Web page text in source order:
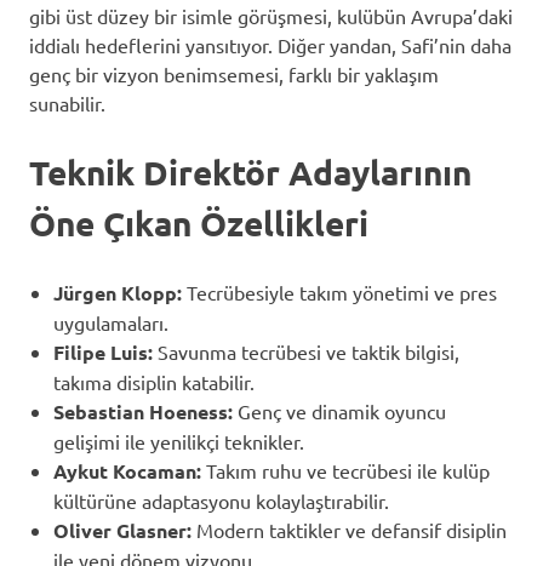
gibi üst düzey bir isimle görüşmesi, kulübün Avrupa’daki
iddialı hedeflerini yansıtıyor. Diğer yandan, Safi’nin daha
genç bir vizyon benimsemesi, farklı bir yaklaşım
sunabilir.
Teknik Direktör Adaylarının
Öne Çıkan Özellikleri
Jürgen Klopp: Tecrübesiyle takım yönetimi ve pres
uygulamaları.
Filipe Luis: Savunma tecrübesi ve taktik bilgisi,
takıma disiplin katabilir.
Sebastian Hoeness: Genç ve dinamik oyuncu
gelişimi ile yenilikçi teknikler.
Aykut Kocaman: Takım ruhu ve tecrübesi ile kulüp
kültürüne adaptasyonu kolaylaştırabilir.
Oliver Glasner: Modern taktikler ve defansif disiplin
ile yeni dönem vizyonu.